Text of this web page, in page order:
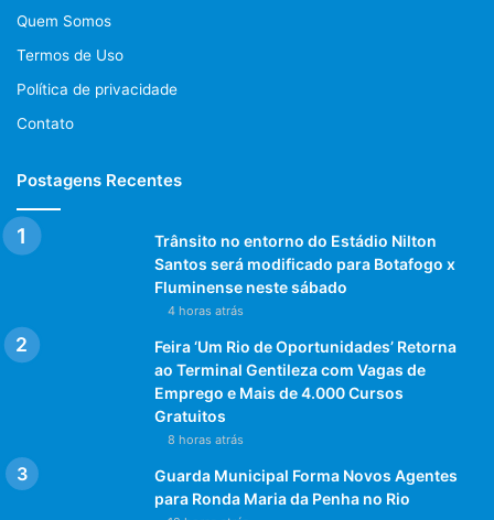
Quem Somos
Termos de Uso
Política de privacidade
Contato
Postagens Recentes
Trânsito no entorno do Estádio Nilton
Santos será modificado para Botafogo x
Fluminense neste sábado
4 horas atrás
Feira ‘Um Rio de Oportunidades’ Retorna
ao Terminal Gentileza com Vagas de
Emprego e Mais de 4.000 Cursos
Gratuitos
8 horas atrás
Guarda Municipal Forma Novos Agentes
para Ronda Maria da Penha no Rio